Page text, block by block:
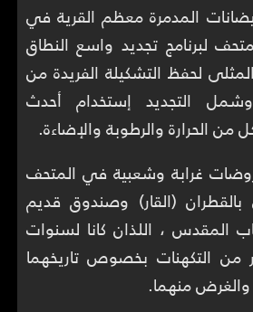
المدمرة معظم القرية في
المتحف لبرنامج تجديد واسع النطاق
لحفظ التشكيلة الفريدة من
وشمل التجديد إستخدام أحدث
الحرارة والرطوبة والإضاءة.
غرابة وشعبية في المتحف
(القار) وصندوق قديم
، اللذان كانا لسنوات
من التكهنات بخصوص تاريخهما
منهما.